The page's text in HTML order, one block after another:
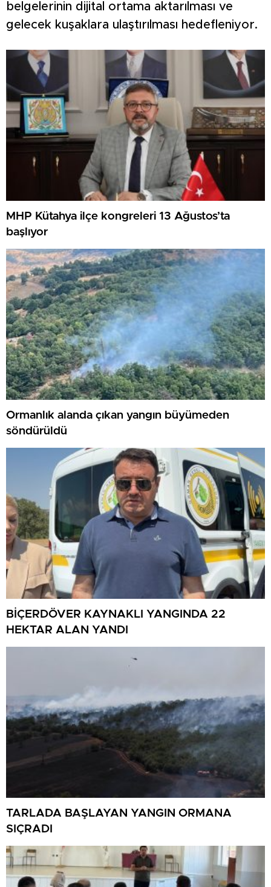
belgelerinin dijital ortama aktarılması ve
gelecek kuşaklara ulaştırılması hedefleniyor.
MHP Kütahya ilçe kongreleri 13 Ağustos’ta
başlıyor
Ormanlık alanda çıkan yangın büyümeden
söndürüldü
BİÇERDÖVER KAYNAKLI YANGINDA 22
HEKTAR ALAN YANDI
TARLADA BAŞLAYAN YANGIN ORMANA
SIÇRADI